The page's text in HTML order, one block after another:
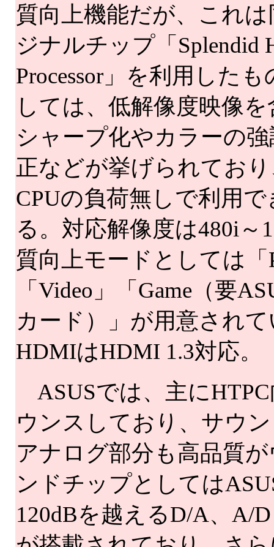
質向上機能だが、これ
ジナルチップ「Splendid
Processor」を利用した
しては、低解像度映像
シャープ化やカラーの
正などが挙げられてお
CPUの負荷無しで利用
る。対応解像度は480i～
質向上モードとしては「
「Video」「Game（要
カード）」が用意され
HDMIはHDMI 1.3対応。
ASUSでは、主に
ウンスしており、サウ
アナログ部分も高品質
ンドチップとしては
120dBを越えるD/A、A/